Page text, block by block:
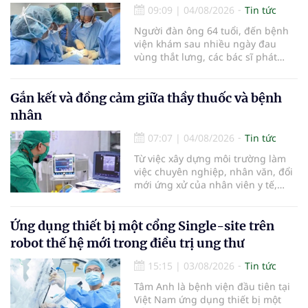
tiêu hóa - gan mật vừa diễn ra
ngày 1/8 tại Bệnh viện Đại học
quốc tế Hồng Bàng.
09:09 | 04/08/2026
Tin tức
Người đàn ông 64 tuổi, đến bệnh
viện khám sau nhiều ngày đau
vùng thắt lưng, các bác sĩ phát
biểu mô tế bào thận. Với khối u còn
ở giai đoạn sớm, người bệnh được
bằng phẫu thuật robot thay vì phải
cắt bỏ toàn bộ quả thận như trước
đây.
Gắn kết và đồng cảm giữa thầy thuốc và bệnh
nhân
07:07 | 04/08/2026
Tin tức
Từ việc xây dựng môi trường làm
việc chuyên nghiệp, nhân văn, đổi
mới ứng xử của nhân viên y tế,
đồng cảm, gắn kết cao giữa thầy
thuốc với bệnh nhân.
Ứng dụng thiết bị một cổng Single-site trên
robot thế hệ mới trong điều trị ung thư
15:15 | 03/08/2026
Tin tức
Tâm Anh là bệnh viện đầu tiên tại
Việt Nam ứng dụng thiết bị một